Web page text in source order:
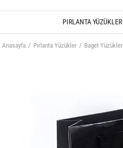
PIRLANTA YÜZÜKLER
Anasayfa Pırlanta Yüzükler Baget Yüzükler